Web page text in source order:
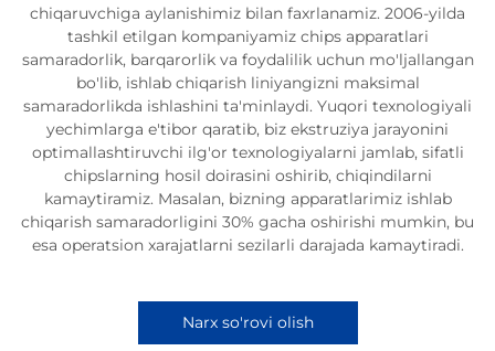
chiqaruvchiga aylanishimiz bilan faxrlanamiz. 2006-yilda
tashkil etilgan kompaniyamiz chips apparatlari
samaradorlik, barqarorlik va foydalilik uchun mo'ljallangan
bo'lib, ishlab chiqarish liniyangizni maksimal
samaradorlikda ishlashini ta'minlaydi. Yuqori texnologiyali
yechimlarga e'tibor qaratib, biz ekstruziya jarayonini
optimallashtiruvchi ilg'or texnologiyalarni jamlab, sifatli
chipslarning hosil doirasini oshirib, chiqindilarni
kamaytiramiz. Masalan, bizning apparatlarimiz ishlab
chiqarish samaradorligini 30% gacha oshirishi mumkin, bu
esa operatsion xarajatlarni sezilarli darajada kamaytiradi.
Narx so'rovi olish